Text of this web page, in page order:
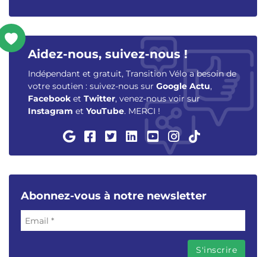
Aidez-nous, suivez-nous !
Indépendant et gratuit, Transition Vélo a besoin de
votre soutien : suivez-nous sur Google Actu,
Facebook et Twitter, venez-nous voir sur
Instagram et YouTube. MERCI !
Abonnez-vous à notre newsletter